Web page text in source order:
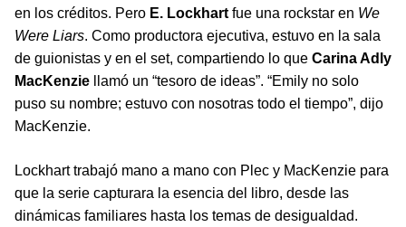
en los créditos. Pero E. Lockhart fue una rockstar en We
Were Liars. Como productora ejecutiva, estuvo en la sala
de guionistas y en el set, compartiendo lo que Carina Adly
MacKenzie llamó un “tesoro de ideas”. “Emily no solo
puso su nombre; estuvo con nosotras todo el tiempo”, dijo
MacKenzie.
Lockhart trabajó mano a mano con Plec y MacKenzie para
que la serie capturara la esencia del libro, desde las
dinámicas familiares hasta los temas de desigualdad.